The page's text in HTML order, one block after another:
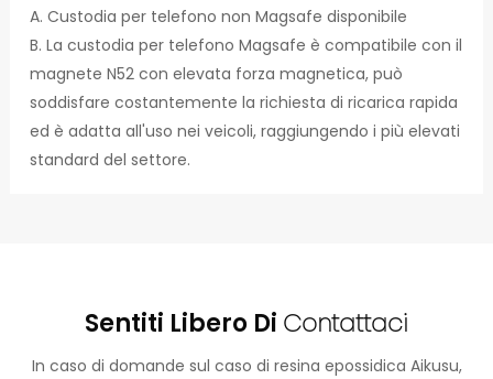
A. Custodia per telefono non Magsafe disponibile
B. La custodia per telefono Magsafe è compatibile con il
magnete N52 con elevata forza magnetica, può
soddisfare costantemente la richiesta di ricarica rapida
ed è adatta all'uso nei veicoli, raggiungendo i più elevati
standard del settore.
Sentiti Libero Di Contattaci
In caso di domande sul caso di resina epossidica Aikusu,